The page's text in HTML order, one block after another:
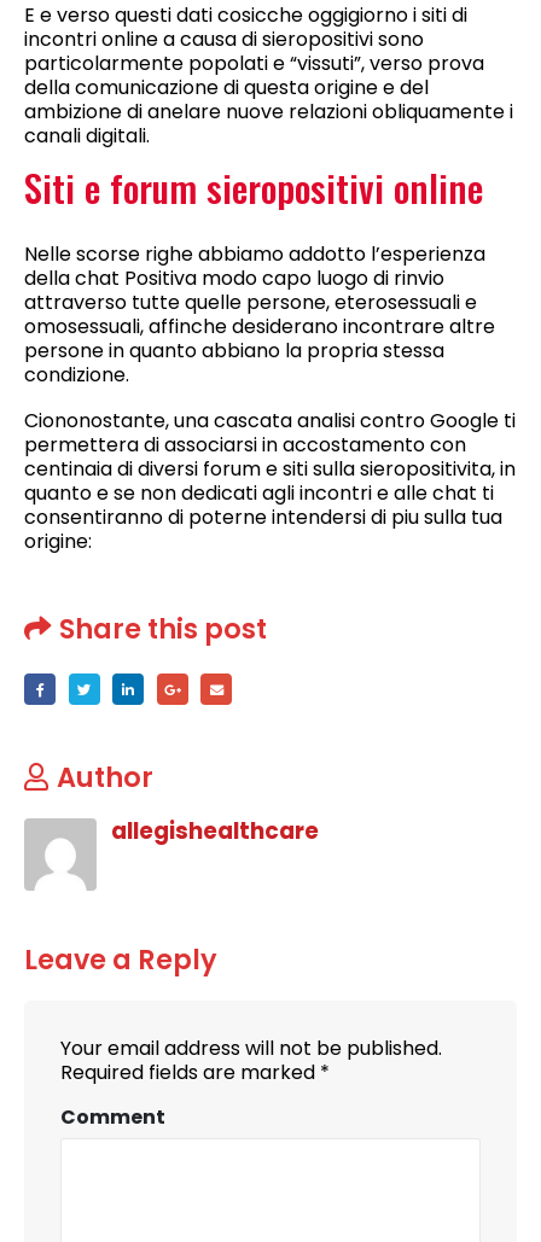
E e verso questi dati cosicche oggigiorno i siti di
incontri online a causa di sieropositivi sono
particolarmente popolati e “vissuti”, verso prova
della comunicazione di questa origine e del
ambizione di anelare nuove relazioni obliquamente i
canali digitali.
Siti e forum sieropositivi online
Nelle scorse righe abbiamo addotto l’esperienza
della chat Positiva modo capo luogo di rinvio
attraverso tutte quelle persone, eterosessuali e
omosessuali, affinche desiderano incontrare altre
persone in quanto abbiano la propria stessa
condizione.
Ciononostante, una cascata analisi contro Google ti
permettera di associarsi in accostamento con
centinaia di diversi forum e siti sulla sieropositivita, in
quanto e se non dedicati agli incontri e alle chat ti
consentiranno di poterne intendersi di piu sulla tua
origine:
Share this post
Author
allegishealthcare
Leave a Reply
Your email address will not be published.
Required fields are marked *
Comment